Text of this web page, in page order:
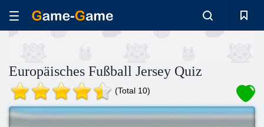
Europäisches Fußball Jersey Quiz
(Total 10)